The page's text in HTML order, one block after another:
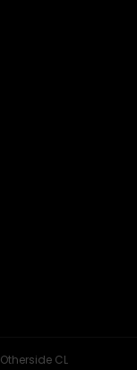
Otherside CL